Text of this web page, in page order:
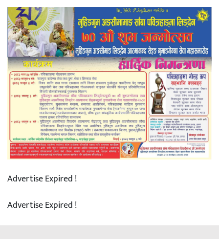
Advertise Expired !
Advertise Expired !